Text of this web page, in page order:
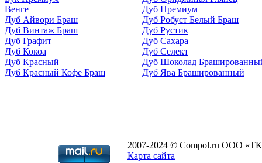
Венге
Дуб Айвори Браш
Дуб Винтаж Браш
Дуб Графит
Дуб Кокоа
Дуб Красный
Дуб Красный Кофе Браш
Дуб Премиум
Дуб Робуст Белый Браш
Дуб Рустик
Дуб Сахара
Дуб Селект
Дуб Шоколад
Дуб Ява Брашированный
2007-2024 © Compol.ru ООО «ТК
Карта сайта